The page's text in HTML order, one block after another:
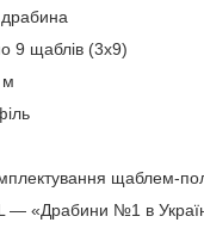
9 щаблів (3x9)
м
щаблем-
«Драбини №1 в